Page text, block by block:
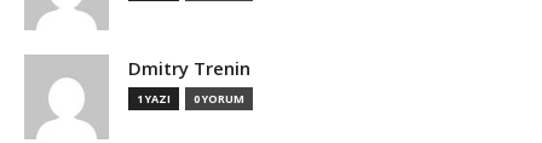
Dmitry Trenin
1 YAZI 0 YORUM